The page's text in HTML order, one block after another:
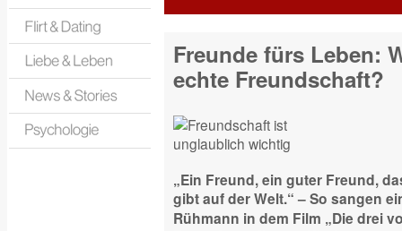
Freunde fürs Leben:
echte Freundschaft?
„Ein Freund, ein guter Freund,
gibt auf der Welt.“ – So sangen
Rühmann in dem Film „Die drei